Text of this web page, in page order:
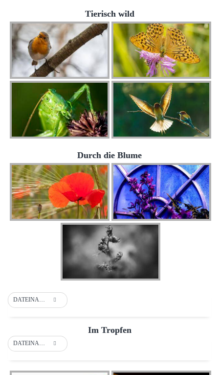
Tierisch wild
Durch die Blume
Im Tropfen